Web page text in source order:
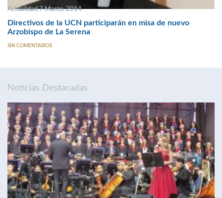
Actualidad 7 Marzo, 2014
Directivos de la UCN participarán en misa de nuevo
Arzobispo de La Serena
SIN COMENTARIOS
Noticias Destacadas